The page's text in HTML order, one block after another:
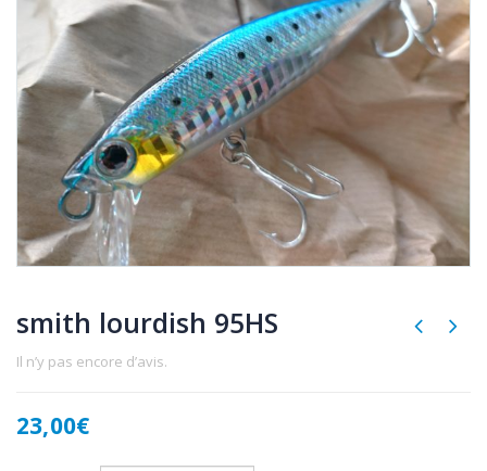
smith lourdish 95HS
Il n’y pas encore d’avis.
23,00€